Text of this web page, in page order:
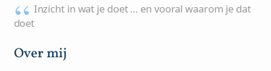
Inzicht in wat je doet … en vooral waarom je dat
doet
Over mij